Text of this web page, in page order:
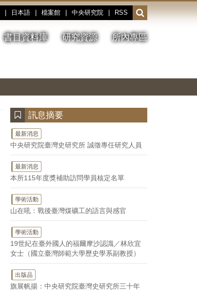
日本語 檔案館 中央研究院 RSS
開
啟
或
收
書目資料庫 研究資源 所內專區
停、
圖
圖
結
訊息摘要
最新消息
中央研究院臺灣史研究所 誠徵專任研究人員
最新消息
本所115年度獎補助訪問學員核定名單
學術活動
山在吼：戰後臺灣煤礦工的語言與感官
學術活動
19世紀在臺外國人的福爾摩沙認識／林欣宜
女士（國立臺灣師範大學歷史學系副教授）
出版品
旗展帆揚：中央研究院臺灣史研究所三十年